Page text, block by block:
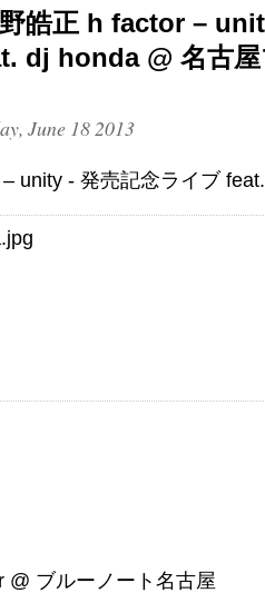
皓正 h factor –
dj honda @ 名古
June 18 2013
unity - 発売記念ライブ
@ ブルーノート名古屋